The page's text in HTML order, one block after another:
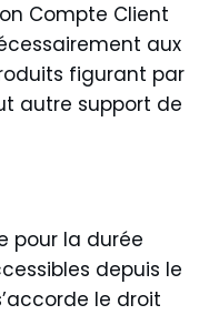
Compte Client
aux
figurant par
autre support de
pour la durée
depuis le
le droit